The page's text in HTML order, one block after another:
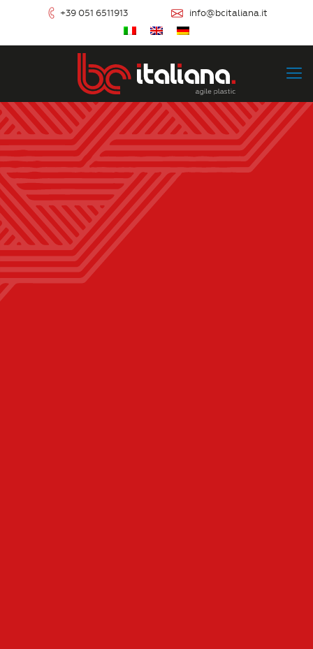
+39 051 6511913 info@bcitaliana.it